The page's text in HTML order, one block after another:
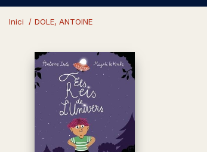
Inici / DOLE, ANTOINE